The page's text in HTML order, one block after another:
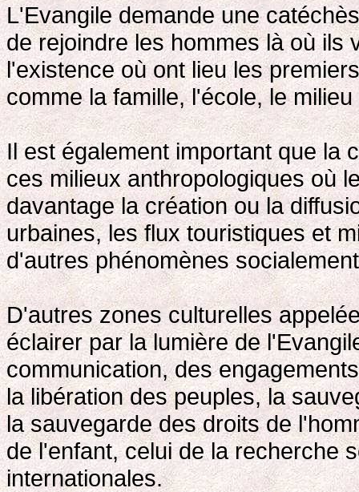
L'Evangile demande une
de rejoindre les hommes là où ils
l'existence où ont lieu les
comme la famille, l'école, le
Il est également important que la
ces milieux anthropologiques où
davantage la création ou la
urbaines, les flux touristiques et
d'autres phénomènes
D'autres zones culturelles
éclairer par la lumière de
communication, des
la libération des peuples, la
la sauvegarde des droits de
de l'enfant, celui de la recherche
internationales.